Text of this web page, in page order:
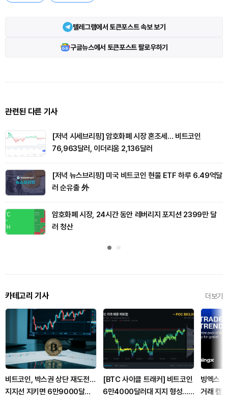
텔레그램에서 토큰포스트 속보 보기
구글뉴스에서 토큰포스트 팔로우하기
관련된 다른 기사
[저녁 시세브리핑] 암호화폐 시장 혼조세… 비트코인
76,963달러, 이더리움 2,136달러
[저녁 뉴스브리핑] 미국 비트코인 현물 ETF 하루 6.49억달
러 순유출 外
암호화폐 시장, 24시간 동안 레버리지 포지션 2399만 달
러 청산
카테고리 기사 더보기
비트코인, 박스권 상단 재도전…
지지선 지키면 6만9000달러
[BTC 사이클 트래커] 비트코인
6만4000달러대 지지 형성…6
빙엑스
거래 캠